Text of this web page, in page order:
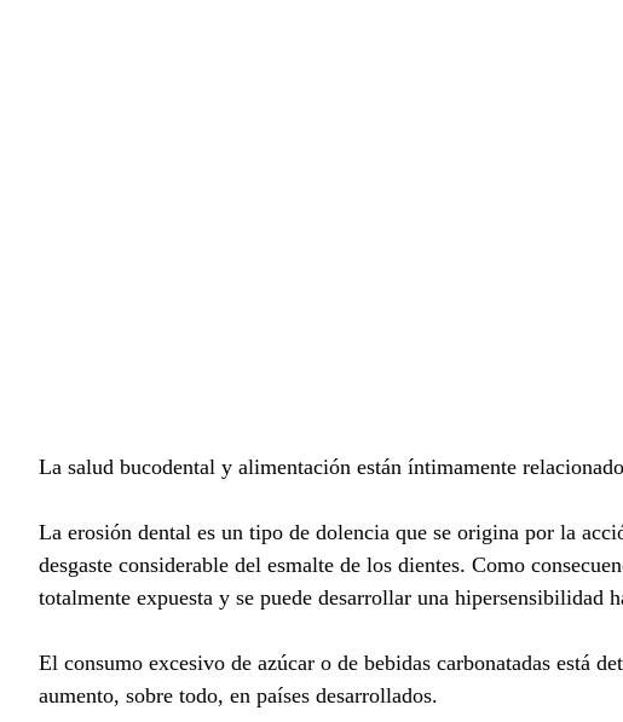
La salud bucodental y alimentación están íntimamente
La erosión dental es un tipo de dolencia que se origina por la
desgaste considerable del esmalte de los dientes. Como
totalmente expuesta y se puede desarrollar una hipersensibilidad
El consumo excesivo de azúcar o de bebidas carbonatadas está
aumento, sobre todo, en países desarrollados.